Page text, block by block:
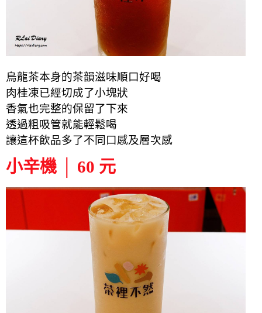
烏龍茶本身的茶韻滋味順口好喝
肉桂凍已經切成了小塊狀
香氣也完整的保留了下來
透過粗吸管就能輕鬆喝
讓這杯飲品多了不同口感及層次感
小辛機 │ 60 元